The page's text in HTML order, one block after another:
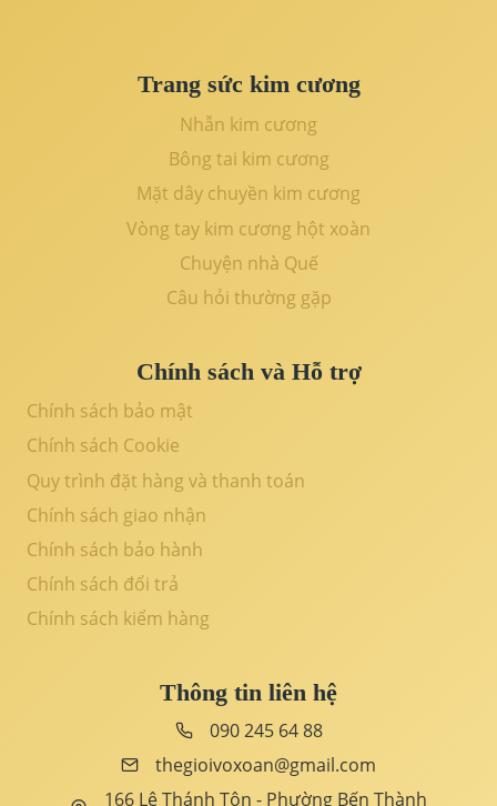
Trang sức kim cương
Nhẫn kim cương
Bông tai kim cương
Mặt dây chuyền kim cương
Vòng tay kim cương hột xoàn
Chuyện nhà Quế
Câu hỏi thường gặp
Chính sách và Hỗ trợ
Chính sách bảo mật
Chính sách Cookie
Quy trình đặt hàng và thanh toán
Chính sách giao nhận
Chính sách bảo hành
Chính sách đổi trả
Chính sách kiểm hàng
Thông tin liên hệ
090 245 64 88
thegioivoxoan@gmail.com
166 Lê Thánh Tôn - Phường Bến Thành